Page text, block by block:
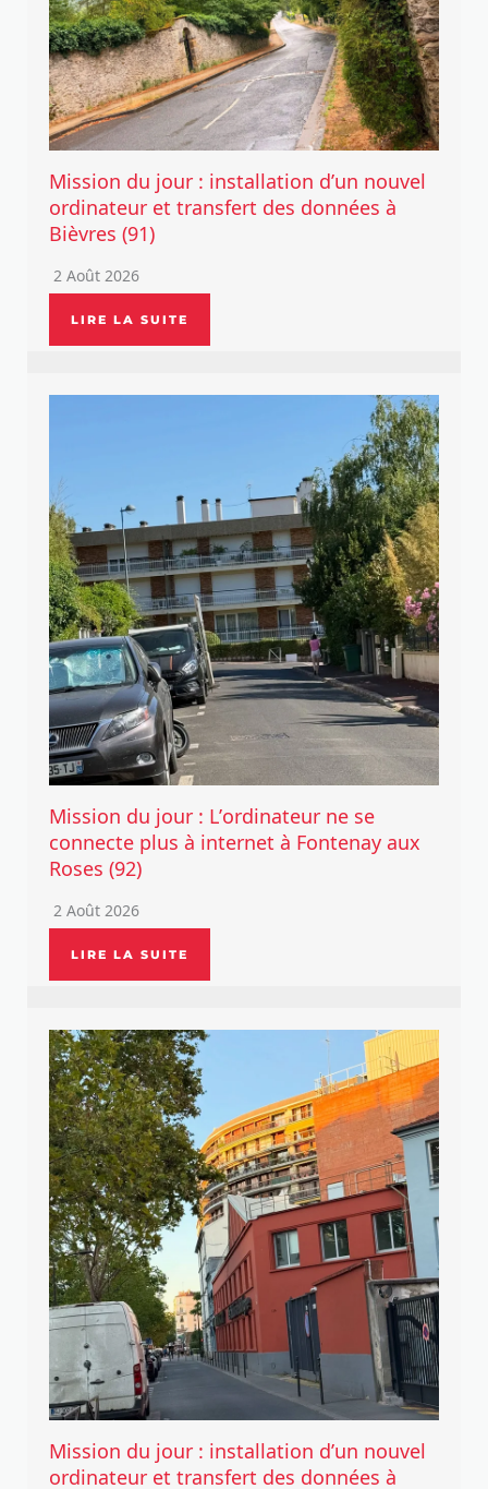
Mission du jour : installation d’un nouvel
ordinateur et transfert des données à
Bièvres (91)
2 Août 2026
LIRE LA SUITE
Mission du jour : L’ordinateur ne se
connecte plus à internet à Fontenay aux
Roses (92)
2 Août 2026
LIRE LA SUITE
Mission du jour : installation d’un nouvel
ordinateur et transfert des données à